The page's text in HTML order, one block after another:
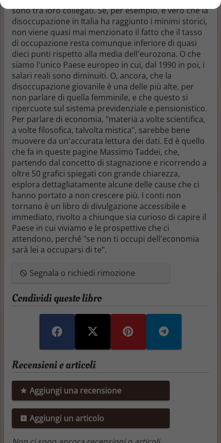
sono tra loro collegati. Se, per esempio, è vero che la
disoccupazione in Italia ha raggiunto i minimi storici,
non viene quasi mai menzionato il fatto che il tasso
di occupazione resta comunque inferiore di quasi
dieci punti rispetto alla media dell'eurozona. O che
siamo l'unico Paese europeo in cui, dal 1990 in poi, i
salari reali sono diminuiti. O, ancora, che la
disoccupazione giovanile è una delle più alte, per
non parlare di quella femminile, e che questo si
ripercuote sul sistema previdenziale e pensionistico.
Per parlare di economia, "materia a volte scientifica,
a volte filosofica, talvolta mistica", sarebbe bene
muovere da un'accurata lettura dei dati. Ed è quello
che fa in queste pagine Massimo Taddei, che,
partendo dal concetto di stagnazione e ricorrendo a
oltre 50 grafici spiegati con grande chiarezza,
esplora dettagliatamente alcune delle cause che ci
hanno portato a non crescere più. I conti non
tornano è un libro di divulgazione accessibile e
immediato, rivolto a chiunque sia curioso di capire il
Paese in cui viviamo e le prospettive che ci
attendono, perché "se non ti occupi dell'economia
sarà lei a occuparsi di te".
Segnala o richiedi rimozione
Condividi questo libro
Recensioni e articoli
Aggiungi una recensione
Aggiungi un articolo